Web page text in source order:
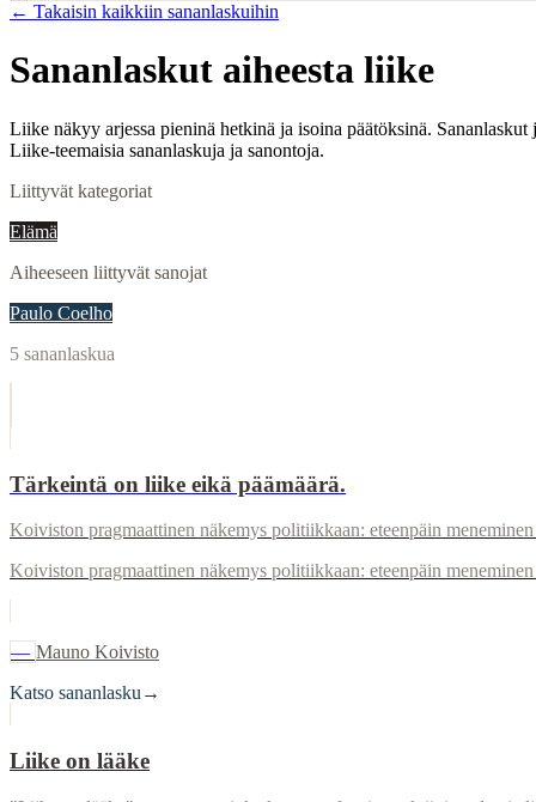
← Takaisin kaikkiin sananlaskuihin
Sananlaskut aiheesta liike
Liike näkyy arjessa pieninä hetkinä ja isoina päätöksinä.
Liike-teemaisia sananlaskuja ja sanontoja.
Liittyvät kategoriat
Elämä
Aiheeseen liittyvät sanojat
Paulo Coelho
5 sananlaskua
Tärkeintä on liike eikä päämäärä.
Koiviston pragmaattinen näkemys politiikkaan: eteenpäin
Koiviston pragmaattinen näkemys politiikkaan: eteenpäin
— Mauno Koivisto
Katso sananlasku →
Liike on lääke